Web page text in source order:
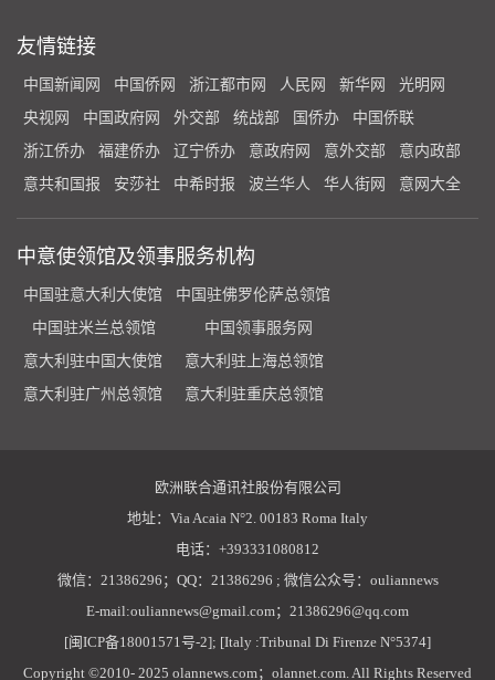
友情链接
中国新闻网 中国侨网 浙江都市网 人民网 新华网
光明网
央视网
中国政府网 外交部 统战部 国侨办
中国侨联
浙江侨办
福建侨办 辽宁侨办 意政府网 意外交部
意内政部
意共和国报
安莎社 中希时报 波兰华人 华人街网 意网大全
中意使领馆及领事服务机构
中国驻意大利大使馆
中国驻佛罗伦萨总领馆
中国驻米兰总领馆
中国领事服务网
意大利驻中国大使馆
意大利驻上海总领馆
意大利驻广州总领馆
意大利驻重庆总领馆
欧洲联合通讯社股份有限公司
地址：Via Acaia N°2. 00183 Roma Italy
电话：+393331080812
微信：21386296；QQ：21386296 ; 微信公众号：ouliannews
E-mail:ouliannews@gmail.com；21386296@qq.com
[闽ICP备18001571号-2]; [Italy :Tribunal Di Firenze N°5374]
Copyright ©2010- 2025 olannews.com；olannet.com. All Rights Reserved